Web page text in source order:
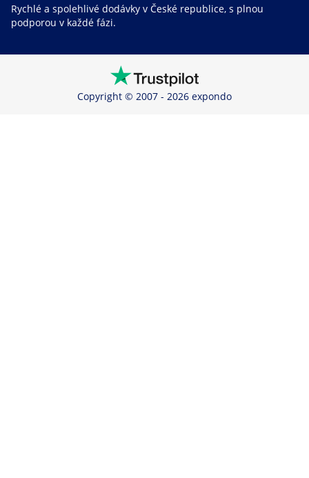
Rychlé a spolehlivé dodávky v České republice, s plnou
podporou v každé fázi.
Copyright © 2007 - 2026 expondo